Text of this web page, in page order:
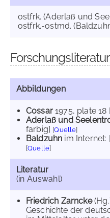
ostfrk. (Aderlaß und
ostfrk.-ostmd.
Forschungsliteratur
Abbildungen
Cossar1975, plate 18
Aderlaß und
farbig] [Quelle]
Baldzuhn im Internet:
[Quelle]
Literatur
(in Auswahl)
Friedrich Zarncke
Geschichte der